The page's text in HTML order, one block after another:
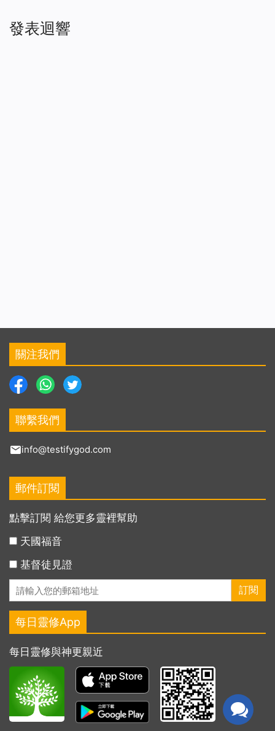
發表迴響
關注我們
聯繫我們
info@testifygod.com
郵件訂閱
點擊訂閱 給您更多靈裡幫助
天國福音
基督徒見證
每日靈修App
每日靈修與神更親近